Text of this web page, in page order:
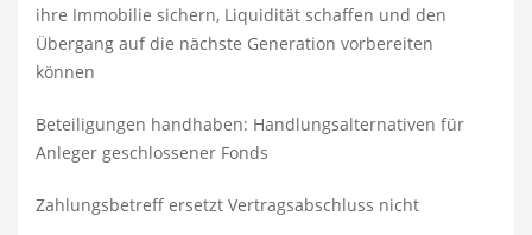
ihre Immobilie sichern, Liquidität schaffen und den
Übergang auf die nächste Generation vorbereiten
können
Beteiligungen handhaben: Handlungsalternativen für
Anleger geschlossener Fonds
Zahlungsbetreff ersetzt Vertragsabschluss nicht